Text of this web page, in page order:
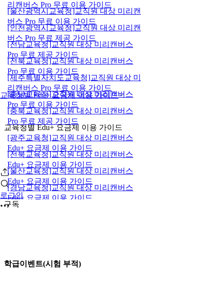
교육청별 Edu+ 요금제 이용 가이드
로그인
리캔버스 Pro 무료 이용 가이드
[울산광역시교육청]교직원 대상 미리캔
버스 Pro 무료 이용 가이드
[인천광역시교육청]교직원 대상 미리캔
버스 Pro 무료 제공 가이드
[전남교육청]교직원 대상 미리캔버스
Pro 무료 제공 가이드
[전북교육청]교직원 대상 미리캔버스
Pro 무료 이용 가이드
[제주특별자치도교육청]교직원 대상 미
리캔버스 Pro 무료 이용 가이드
[충남교육청]교직원 대상 미리캔버스
Pro 무료 이용 가이드
[충북교육청]교직원 대상 미리캔버스
Pro 무료 제공 가이드
교육청별 Edu+ 요금제 이용 가이드
[광주교육청]교직원 대상 미리캔버스
Edu+ 요금제 이용 가이드
[전북교육청]교직원 대상 미리캔버스
Edu+ 요금제 이용 가이드
[울산교육청]교직원 대상 미리캔버스
Edu+ 요금제 이용 가이드
[경남교육청]교직원 대상 미리캔버스
Edu+ 요금제 이용 가이드
구독
학급이벤트(시험 부적)